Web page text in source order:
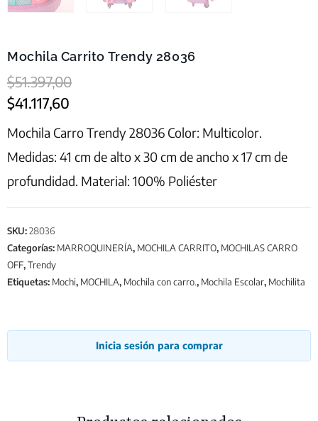
Mochila Carrito Trendy 28036
$51.397,00
$41.117,60
Mochila Carro Trendy 28036 Color: Multicolor.
Medidas: 41 cm de alto x 30 cm de ancho x 17 cm de
profundidad. Material: 100% Poliéster
SKU:28036
Categorías: MARROQUINERÍA, MOCHILA CARRITO, MOCHILAS CARRO
OFF,Trendy
Etiquetas: Mochi, MOCHILA, Mochila con carro., Mochila Escolar, Mochilita
Inicia sesión para comprar